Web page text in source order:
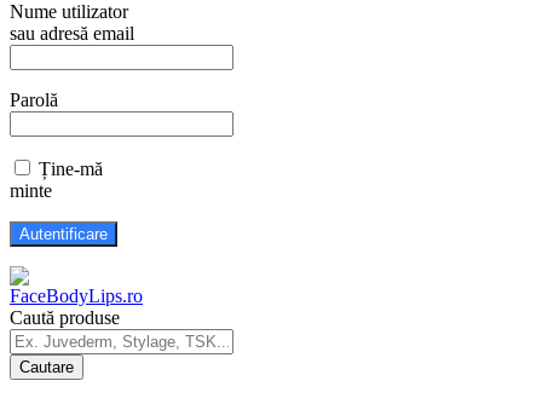
Nume utilizator
sau adresă email
Parolă
Ține-mă
minte
Caută produse